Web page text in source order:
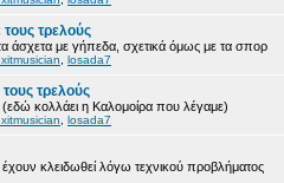
τρελούς
άσχετα με γήπεδα, σχετικά όμως με τα σπορ
losada7
τρελούς
κολλάει η Καλομοίρα που λέγαμε)
losada7
κλειδωθεί λόγω τεχνικού προβλήματος